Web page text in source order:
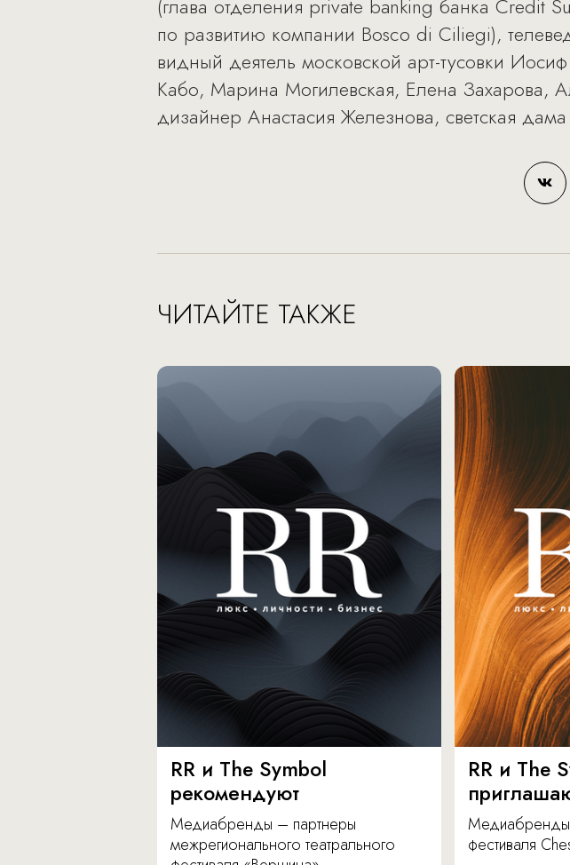
(глава отделения private banking банка Credit
по развитию компании Bosco di Ciliegi),
видный деятель московской арт-тусовки
Кабо, Марина Могилевская, Елена Захарова,
дизайнер Анастасия Железнова, светская
ЧИТАЙТЕ ТАКЖЕ
RR и The Symbol
рекомендуют
Медиабренды – партнеры
межрегионального театрального
RR и The
фестиваля